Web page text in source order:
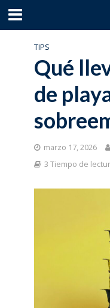
TIPS
Qué
de
marzo 17, 2026
3 Tiempo de